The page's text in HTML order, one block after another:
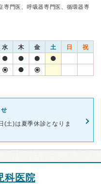
専門医、呼吸器専門医、循環器専
水 木 金 土 日 祝
土)は夏季休診となりま
科医院